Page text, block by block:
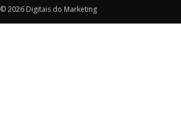
© 2026 Digitais do Marketing